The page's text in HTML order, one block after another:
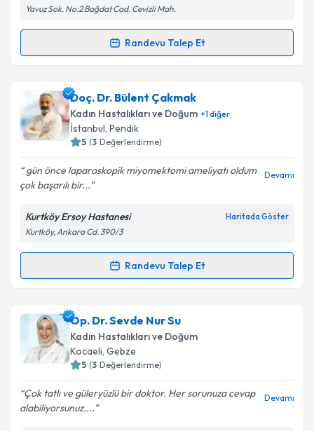
Kişisel verilerimin işlenmesine ilişkin
Metni'ni okudum ve kişisel verilerimin belirtilen
Takvim Talebini Gönder
Yavuz Sok. No:2 Bağdat Cad. Cevizli Mah.
Randevu Talep Et
Randevu Takvimi Talebi
Op. Dr. Sibel Demir Ulupınariçin randevu takvimi
talebi oluşturun. Size bu uzmandan randevu almanız
için bir takvim hazırlandığında e-posta ile
bilgilendireceğiz.
E-posta Adresiniz
Kişisel verilerimin işlenmesine ilişkin
Metni'ni okudum ve kişisel verilerimin belirtilen
kapsamda işlenmesini kabul ediyorum.
Doç. Dr. Bülent Çakmak
Kadın Hastalıkları ve Doğum +1diğer
İstanbul, Pendik
5 (3 Değerlendirme)
gün önce laparoskopik miyomektomi ameliyatı oldum
çok başarılı bir...
Devamı
Kurtköy Ersoy Hastanesi Haritada Göster
Kurtköy, Ankara Cd. 390/3
Randevu Talep Et
Randevu Takvimi Talebi
Doç. Dr. Bülent Çakmakiçin randevu takvimi talebi
oluşturun. Size bu uzmandan randevu almanız için bir
takvim hazırlandığında e-posta ile bilgilendireceğiz.
Op. Dr. Sevde Nur Su
Kadın Hastalıkları ve Doğum
Kocaeli, Gebze
5 (3 Değerlendirme)
Çok tatlı ve güleryüzlü bir doktor. Her sorunuza cevap
alabiliyorsunuz....
Devamı